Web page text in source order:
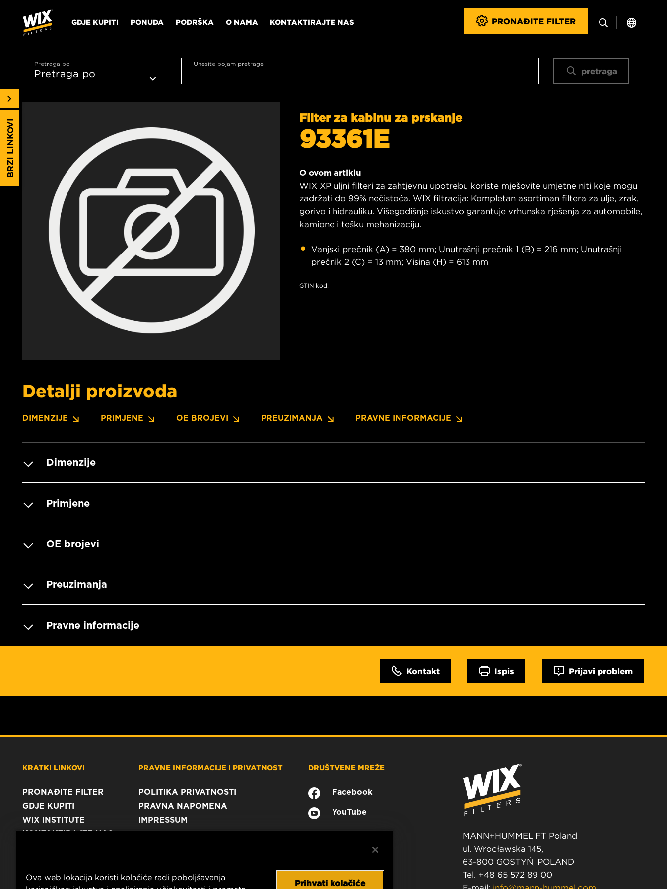
GDJE KUPITI PONUDA PODRŠKA O NAMA KONTAKTIRAJTE NAS PRONAĐITE FILTER
Pretraga po Unesite pojam pretrage
pretraga
Filter za kabinu za prskanje
93361E
O ovom artiklu
WIX XP uljni filteri za zahtjevnu upotrebu koriste mješovite umjetne niti koje mogu
zadržati do 99% nečistoća. WIX filtracija: Kompletan asortiman filtera za ulje, zrak,
gorivo i hidrauliku. Višegodišnje iskustvo garantuje vrhunska rješenja za automobile,
kamione i tešku mehanizaciju.
Vanjski prečnik (A) = 380 mm; Unutrašnji prečnik 1 (B) = 216 mm; Unutrašnji
prečnik 2 (C) = 13 mm; Visina (H) = 613 mm
GTIN kod:
Detalji proizvoda
DIMENZIJE PRIMJENE OE BROJEVI PREUZIMANJA PRAVNE INFORMACIJE
Dimenzije
Primjene
OE brojevi
Preuzimanja
Pravne informacije
Kontakt Ispis Prijavi problem
BRZI LINKOVI
KRATKI LINKOVI
PRONAĐITE FILTER
GDJE KUPITI
WIX INSTITUTE
KONTAKTIRAJTE NAS
PRAVNE INFORMACIJE I PRIVATNOST
POLITIKA PRIVATNOSTI
PRAVNA NAPOMENA
IMPRESSUM
DRUŠTVENE MREŽE
Facebook
YouTube
MANN+HUMMEL FT Poland
ul. Wrocławska 145,
63-800 GOSTYŃ, POLAND
Tel. +48 65 572 89 00
Ova web lokacija koristi kolačiće radi poboljšavanja
Prihvati kolačiće